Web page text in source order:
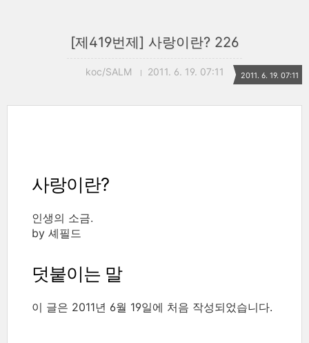
[제419번제] 사랑이란? 226
koc/SALM 2011. 6. 19. 07:11 2011. 6. 19. 07:11
사랑이란?
인생의 소금.
by 셰필드
덧붙이는 말
이 글은 2011년 6월 19일에 처음 작성되었습니다.